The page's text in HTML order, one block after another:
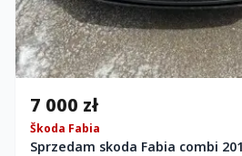
7 000 zł
Škoda Fabia
Sprzedam skoda Fabia combi